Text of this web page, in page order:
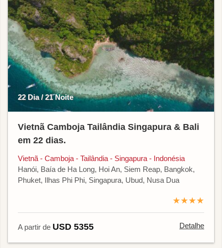
22 Dia / 21 Noite
Vietnã Camboja Tailândia Singapura & Bali
em 22 dias.
Vietnã - Camboja - Tailândia - Singapura - Indonésia
Hanói, Baía de Ha Long, Hoi An, Siem Reap, Bangkok,
Phuket, Ilhas Phi Phi, Singapura, Ubud, Nusa Dua
★★★★
A partir de USD 5355 Detalhe